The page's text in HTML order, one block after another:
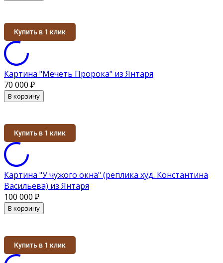
Купить в 1 клик
Картина "Мечеть Пророка" из Янтаря
70 000 ₽
В корзину
Купить в 1 клик
Картина "У чужого окна" (реплика худ. Константина
Васильева) из Янтаря
100 000 ₽
В корзину
Купить в 1 клик